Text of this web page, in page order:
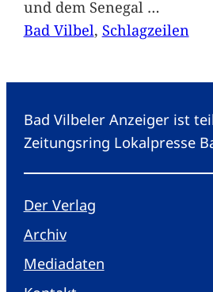
und dem Senegal …
Bad Vilbel, Schlagzeilen
Bad Vilbeler Anzeiger ist
Zeitungsring Lokalpresse
Der Verlag
Archiv
Mediadaten